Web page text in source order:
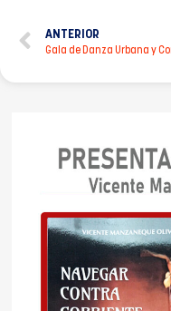
ANTERIOR